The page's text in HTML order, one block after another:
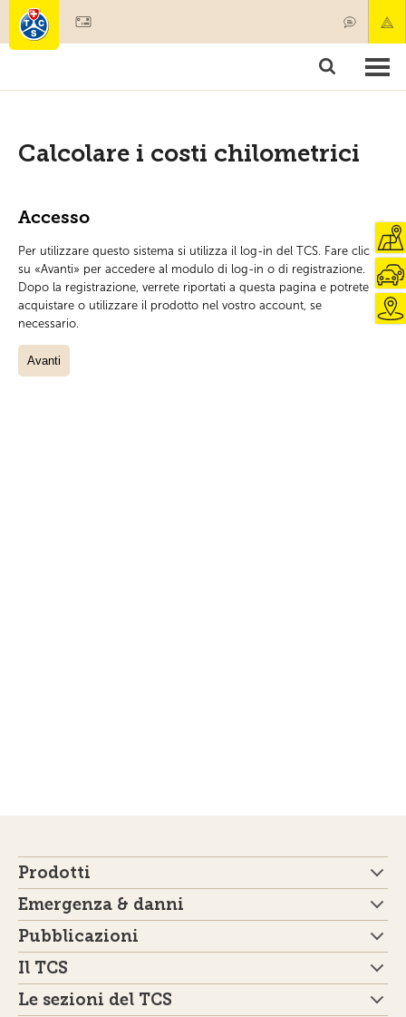
Societariato & prestazioni
Calcolare i costi chilometrici
Prodotti
Emergenza & danni
Pubblicazioni
Il TCS
Le sezioni del TCS